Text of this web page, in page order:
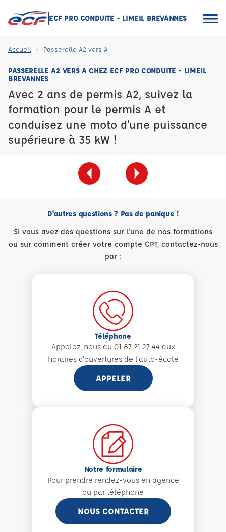
ECF PRO CONDUITE - LIMEIL BREVANNES
Accueil Passerelle A2 vers A
PASSERELLE A2 VERS A CHEZ ECF PRO CONDUITE - LIMEIL
BREVANNES
Avec 2 ans de permis A2, suivez la
formation pour le permis A et
conduisez une moto d’une puissance
supérieure à 35 kW !
D'autres questions ? Pas de panique !
Si vous avez des questions sur l'une de nos formations
ou sur comment créer votre compte CPT, contactez-nous
par :
Téléphone
Appelez-nous au 01 87 21 27 44 aux
horaires d'ouvertures de l'auto-école
APPELER
Notre formulaire
Pour prendre rendez-vous en agence
ou par téléphone
NOUS CONTACTER